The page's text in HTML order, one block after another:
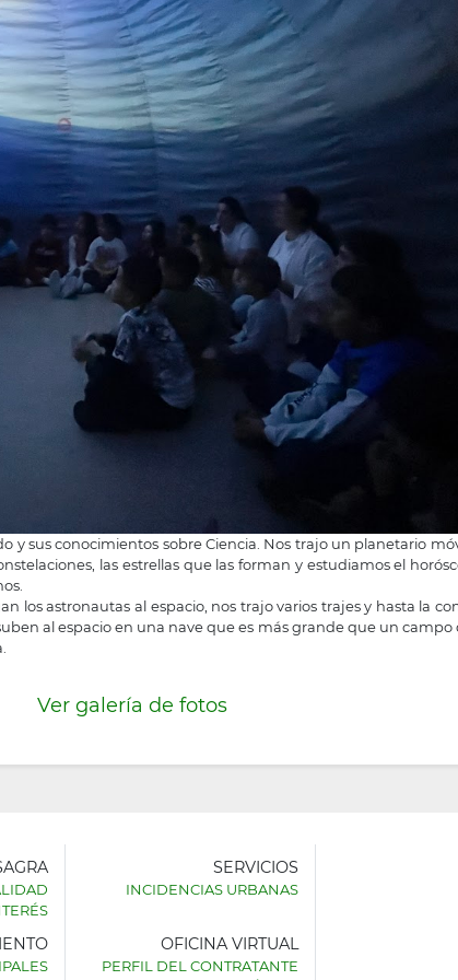
y sus conocimientos sobre Ciencia. Nos trajo un planetario
las estrellas que las forman y estudiamos el
los astronautas al espacio, nos trajo varios trajes y hasta la
al espacio en una nave que es más grande que un
Ver galería de fotos
SERVICIOS
INCIDENCIAS URBANAS
OFICINA VIRTUAL
PERFIL DEL CONTRATANTE